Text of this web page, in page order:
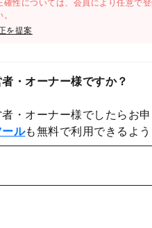
確性については、会員により任意で
を提案
・オーナー様ですか？
・オーナー様でしたらお
ールも無料で利用できるよう